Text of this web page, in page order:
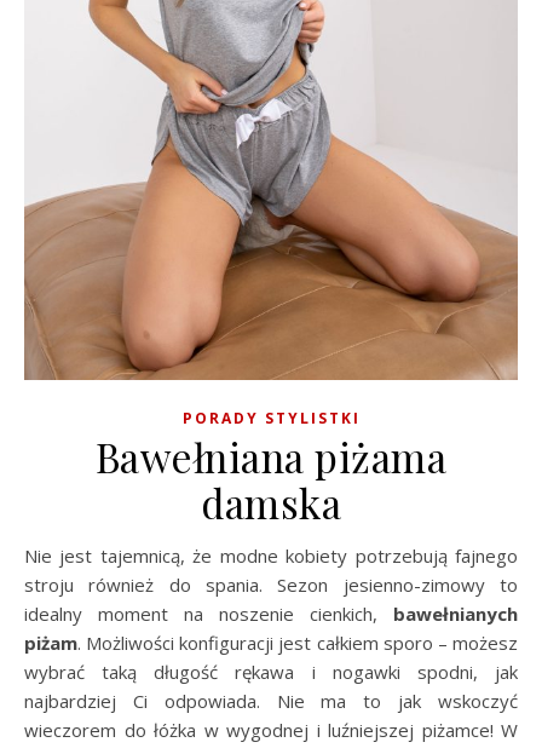
PORADY STYLISTKI
Bawełniana piżama
damska
Nie jest tajemnicą, że modne kobiety potrzebują fajnego
stroju również do spania. Sezon jesienno-zimowy to
idealny moment na noszenie cienkich, bawełnianych
piżam. Możliwości konfiguracji jest całkiem sporo – możesz
wybrać taką długość rękawa i nogawki spodni, jak
najbardziej Ci odpowiada. Nie ma to jak wskoczyć
wieczorem do łóżka w wygodnej i luźniejszej piżamce! W